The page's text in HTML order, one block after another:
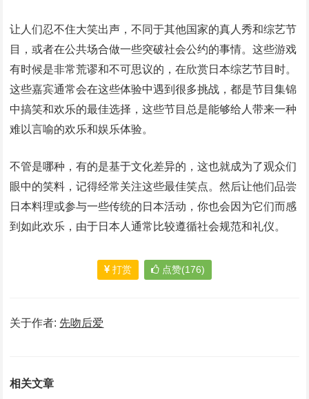
让人们忍不住大笑出声，不同于其他国家的真人秀和综艺节
目，或者在公共场合做一些突破社会公约的事情。这些游戏
有时候是非常荒谬和不可思议的，在欣赏日本综艺节目时。
这些嘉宾通常会在这些体验中遇到很多挑战，都是节目集锦
中搞笑和欢乐的最佳选择，这些节目总是能够给人带来一种
难以言喻的欢乐和娱乐体验。
不管是哪种，有的是基于文化差异的，这也就成为了观众们
眼中的笑料，记得经常关注这些最佳笑点。然后让他们品尝
日本料理或参与一些传统的日本活动，你也会因为它们而感
到如此欢乐，由于日本人通常比较遵循社会规范和礼仪。
打赏 点赞(176)
关于作者: 先吻后爱
相关文章